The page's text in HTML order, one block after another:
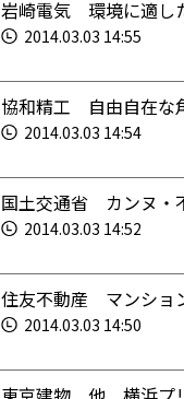
岩崎電気 環境に適し
2014.03.03 14:55
協和精工 自由自在な
2014.03.03 14:54
国土交通省 カンヌ・
2014.03.03 14:52
住友不動産 マンショ
2014.03.03 14:50